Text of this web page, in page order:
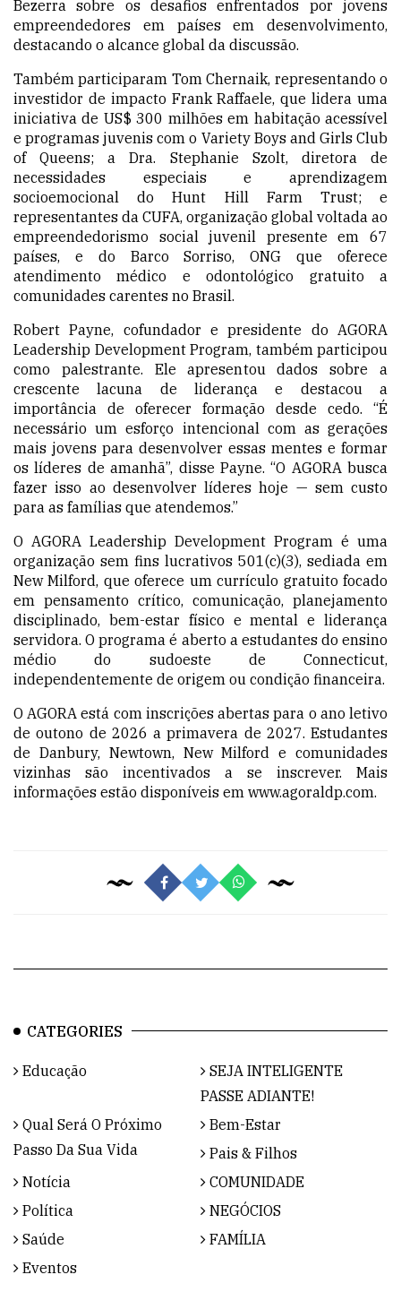
Bezerra sobre os desafios enfrentados por jovens
empreendedores em países em desenvolvimento,
destacando o alcance global da discussão.
Também participaram Tom Chernaik, representando o
investidor de impacto Frank Raffaele, que lidera uma
iniciativa de US$ 300 milhões em habitação acessível
e programas juvenis com o Variety Boys and Girls Club
of Queens; a Dra. Stephanie Szolt, diretora de
necessidades especiais e aprendizagem
socioemocional do Hunt Hill Farm Trust; e
representantes da CUFA, organização global voltada ao
empreendedorismo social juvenil presente em 67
países, e do Barco Sorriso, ONG que oferece
atendimento médico e odontológico gratuito a
comunidades carentes no Brasil.
Robert Payne, cofundador e presidente do AGORA
Leadership Development Program, também participou
como palestrante. Ele apresentou dados sobre a
crescente lacuna de liderança e destacou a
importância de oferecer formação desde cedo. “É
necessário um esforço intencional com as gerações
mais jovens para desenvolver essas mentes e formar
os líderes de amanhã”, disse Payne. “O AGORA busca
fazer isso ao desenvolver líderes hoje — sem custo
para as famílias que atendemos.”
O AGORA Leadership Development Program é uma
organização sem fins lucrativos 501(c)(3), sediada em
New Milford, que oferece um currículo gratuito focado
em pensamento crítico, comunicação, planejamento
disciplinado, bem-estar físico e mental e liderança
servidora. O programa é aberto a estudantes do ensino
médio do sudoeste de Connecticut,
independentemente de origem ou condição financeira.
O AGORA está com inscrições abertas para o ano letivo
de outono de 2026 a primavera de 2027. Estudantes
de Danbury, Newtown, New Milford e comunidades
vizinhas são incentivados a se inscrever. Mais
informações estão disponíveis em www.agoraldp.com.
CATEGORIES
Educação
SEJA INTELIGENTE
PASSE ADIANTE!
Qual Será O Próximo
Passo Da Sua Vida
Bem-Estar
Pais & Filhos
Notícia
COMUNIDADE
Política
NEGÓCIOS
Saúde
FAMÍLIA
Eventos